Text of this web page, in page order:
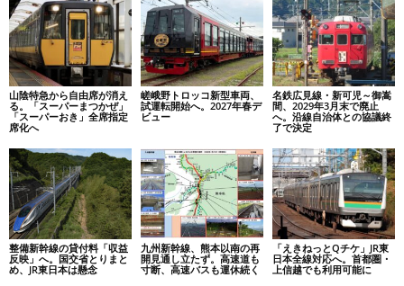
山陰特急から自由席が消え
る。「スーパーまつかぜ」
「スーパーおき」全席指定
席化へ
嵯峨野トロッコ新型車両、
試運転開始へ。2027年春デ
ビュー
名鉄広見線・新可児～御嵩
間、2029年3月末で廃止
へ。沿線自治体との協議終
了で決定
整備新幹線の貸付料「収益
反映」へ。国交省とりまと
め、JR東日本は懸念
九州新幹線、熊本以南の再
開見通し立たず。高速道も
寸断、高速バスも運休続く
「えきねっとQチケ」JR東
日本全線対応へ。首都圏・
上信越でも利用可能に